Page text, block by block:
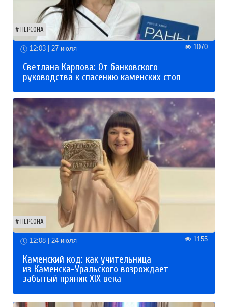
ПЕРСОНА
12:03 | 27 июля 1070
Светлана Карпова: От банковского
руководства к спасению каменских стоп
ПЕРСОНА
12:08 | 24 июля 1155
Каменский код: как учительница
из Каменска-Уральского возрождает
забытый пряник XIX века